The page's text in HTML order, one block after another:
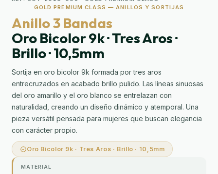
GOLD PREMIUM CLASS — ANILLOS Y SORTIJAS
Anillo 3 Bandas
Oro Bicolor 9k · Tres Aros ·
Brillo · 10,5mm
Sortija en oro bicolor 9k formada por tres aros
entrecruzados en acabado brillo pulido. Las líneas sinuosas
del oro amarillo y el oro blanco se entrelazan con
naturalidad, creando un diseño dinámico y atemporal. Una
pieza versátil pensada para mujeres que buscan elegancia
con carácter propio.
Oro Bicolor 9k · Tres Aros · Brillo · 10,5mm
MATERIAL